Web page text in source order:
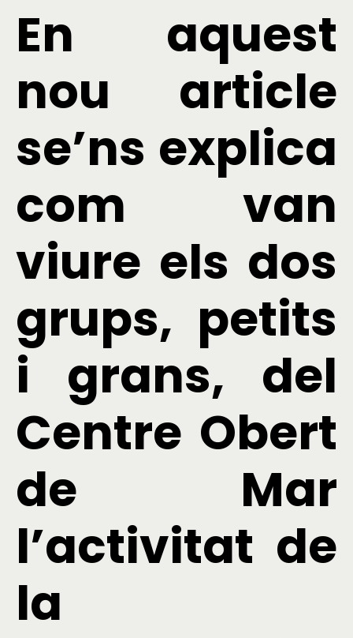
En aquest
nou article
se’ns explica
com van
viure els dos
grups, petits
i grans, del
Centre Obert
de Mar
l’activitat de
la